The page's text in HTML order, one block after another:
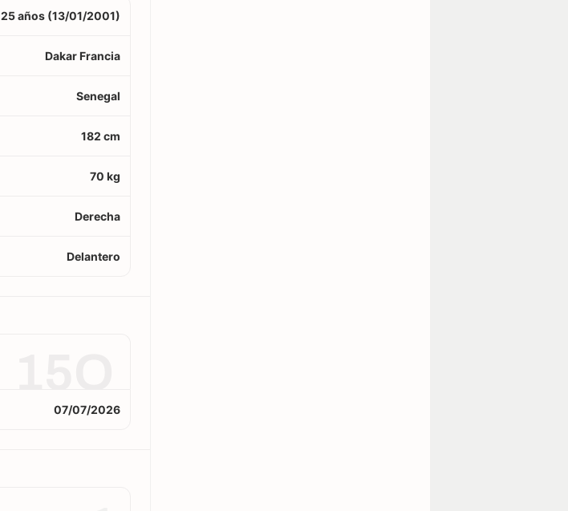
25 años (13/01/2001)
Dakar Francia
Senegal
182 cm
70 kg
Derecha
Delantero
07/07/2026